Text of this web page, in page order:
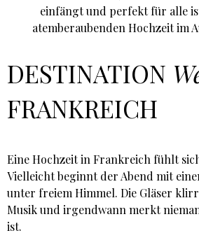
DESTINATION
FRANKREICH
Eine Hochzeit in Frankreich fühlt
Vielleicht beginnt der Abend mit
unter freiem Himmel. Die Gläser
Musik und irgendwann merkt
ist.